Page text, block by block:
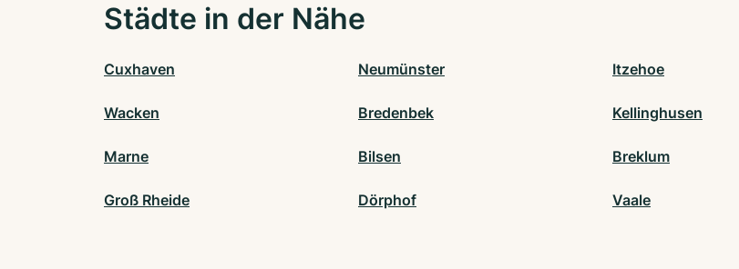
Städte in der Nähe
Cuxhaven Neumünster Itzehoe
Wacken Bredenbek Kellinghusen
Marne Bilsen Breklum
Groß Rheide Dörphof Vaale